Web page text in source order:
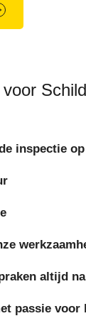
inspectie
altijd na
passie voor